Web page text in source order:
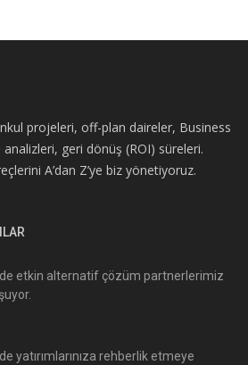
projeleri, off-plan daireler, Business
geri dönüş (ROI) süreleri.
A’dan Z’ye biz yönetiyoruz.
de etkin alternatif çözüm partnerlerimiz
yatırımlarınıza rehberlik etmeye